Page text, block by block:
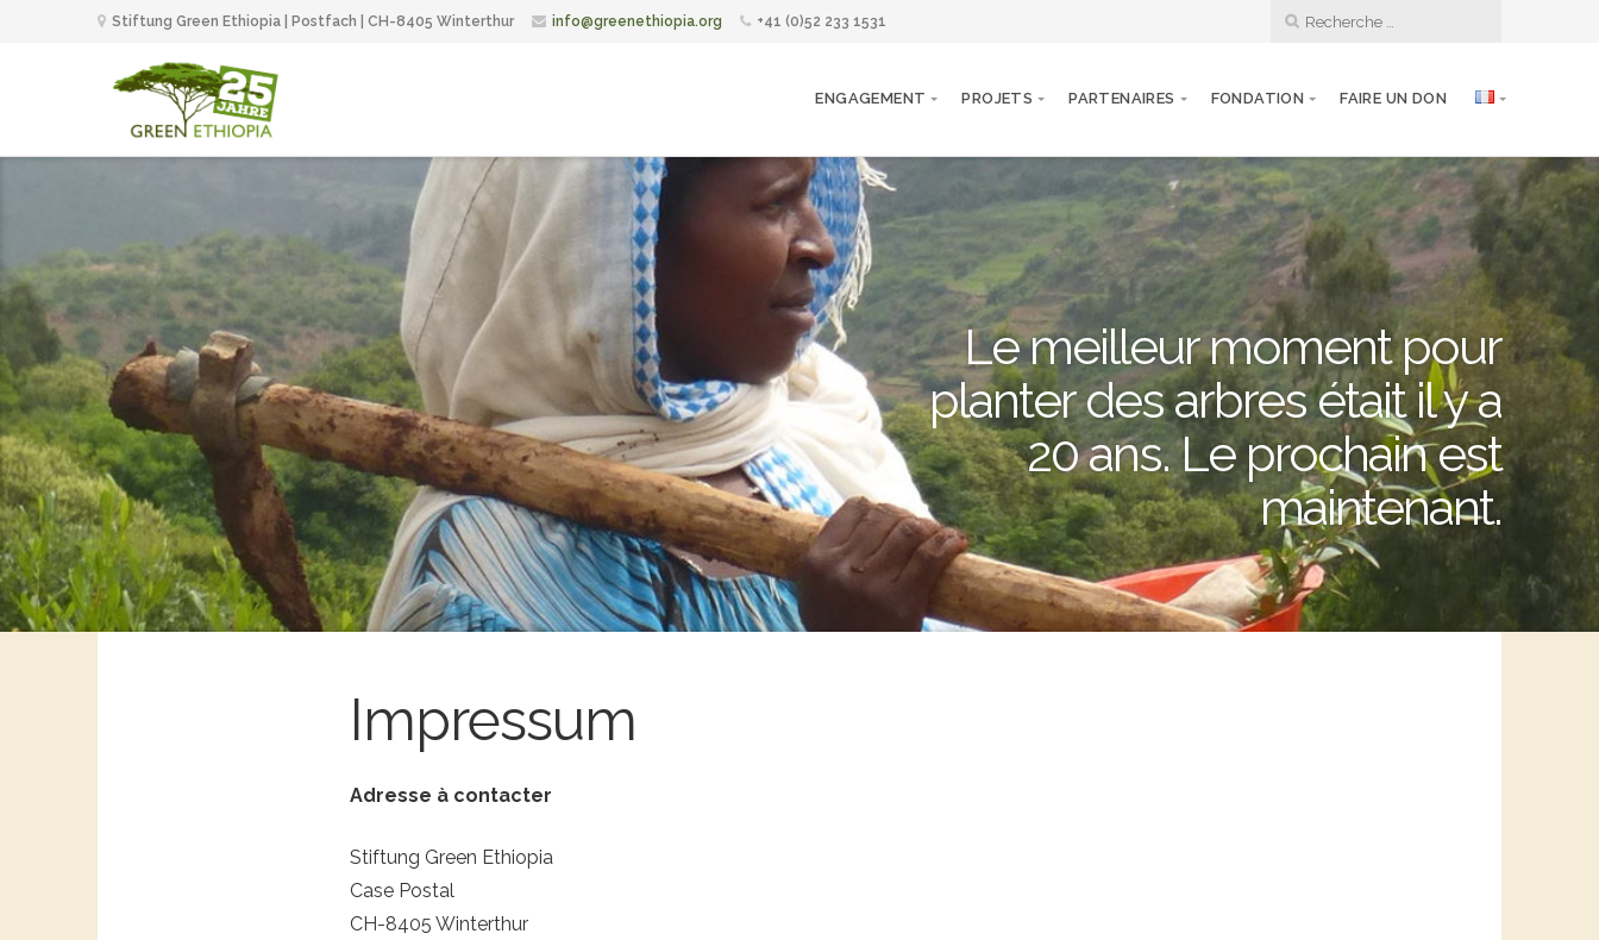
Stiftung Green Ethiopia | Postfach | CH-8405 Winterthur info@greenethiopia.org +41 (0)52 233 1531
ENGAGEMENT PROJETS PARTENAIRES FONDATION FAIRE UN DON
Le meilleur moment pour
planter des arbres était il y a
20 ans. Le prochain est
maintenant.
Impressum
Adresse à contacter
Stiftung Green Ethiopia
Case Postal
CH-8405 Winterthur